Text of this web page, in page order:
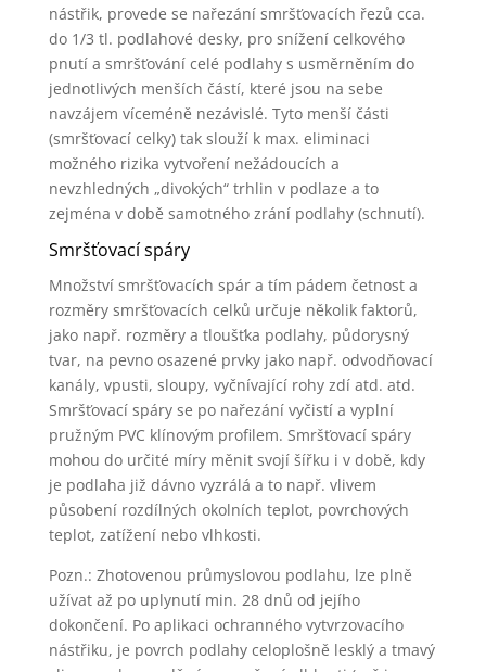
nástřik, provede se nařezání smršťovacích řezů cca.
do 1/3 tl. podlahové desky, pro snížení celkového
pnutí a smršťování celé podlahy s usměrněním do
jednotlivých menších částí, které jsou na sebe
navzájem víceméně nezávislé. Tyto menší části
(smršťovací celky) tak slouží k max. eliminaci
možného rizika vytvoření nežádoucích a
nevzhledných „divokých“ trhlin v podlaze a to
zejména v době samotného zrání podlahy (schnutí).
Smršťovací spáry
Množství smršťovacích spár a tím pádem četnost a
rozměry smršťovacích celků určuje několik faktorů,
jako např. rozměry a tloušťka podlahy, půdorysný
tvar, na pevno osazené prvky jako např. odvodňovací
kanály, vpusti, sloupy, vyčnívající rohy zdí atd. atd.
Smršťovací spáry se po nařezání vyčistí a vyplní
pružným PVC klínovým profilem. Smršťovací spáry
mohou do určité míry měnit svojí šířku i v době, kdy
je podlaha již dávno vyzrálá a to např. vlivem
působení rozdílných okolních teplot, povrchových
teplot, zatížení nebo vlhkosti.
Pozn.: Zhotovenou průmyslovou podlahu, lze plně
užívat až po uplynutí min. 28 dnů od jejího
dokončení. Po aplikaci ochranného vytvrzovacího
nástřiku, je povrch podlahy celoplošně lesklý a tmavý